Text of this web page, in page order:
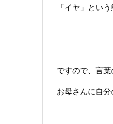
「イヤ」とい
ですので、言葉
お母さんに自